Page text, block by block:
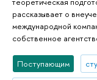
рассказывает о
международной
собственное
Поступающим